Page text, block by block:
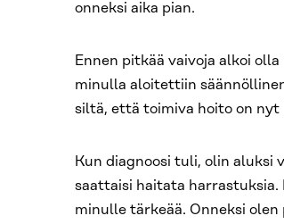
onneksi aika pian.
Ennen pitkää vaivoja alkoi
minulla aloitettiin
siltä, että toimiva hoito on
Kun diagnoosi tuli, olin aluksi
saattaisi haitata
minulle tärkeää. Onneksi